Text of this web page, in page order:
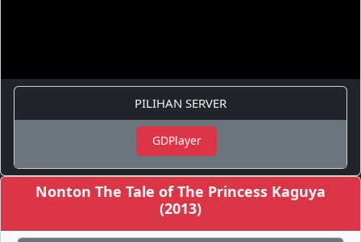
PILIHAN SERVER
GDPlayer
Nonton The Tale of The Princess Kaguya
(2013)